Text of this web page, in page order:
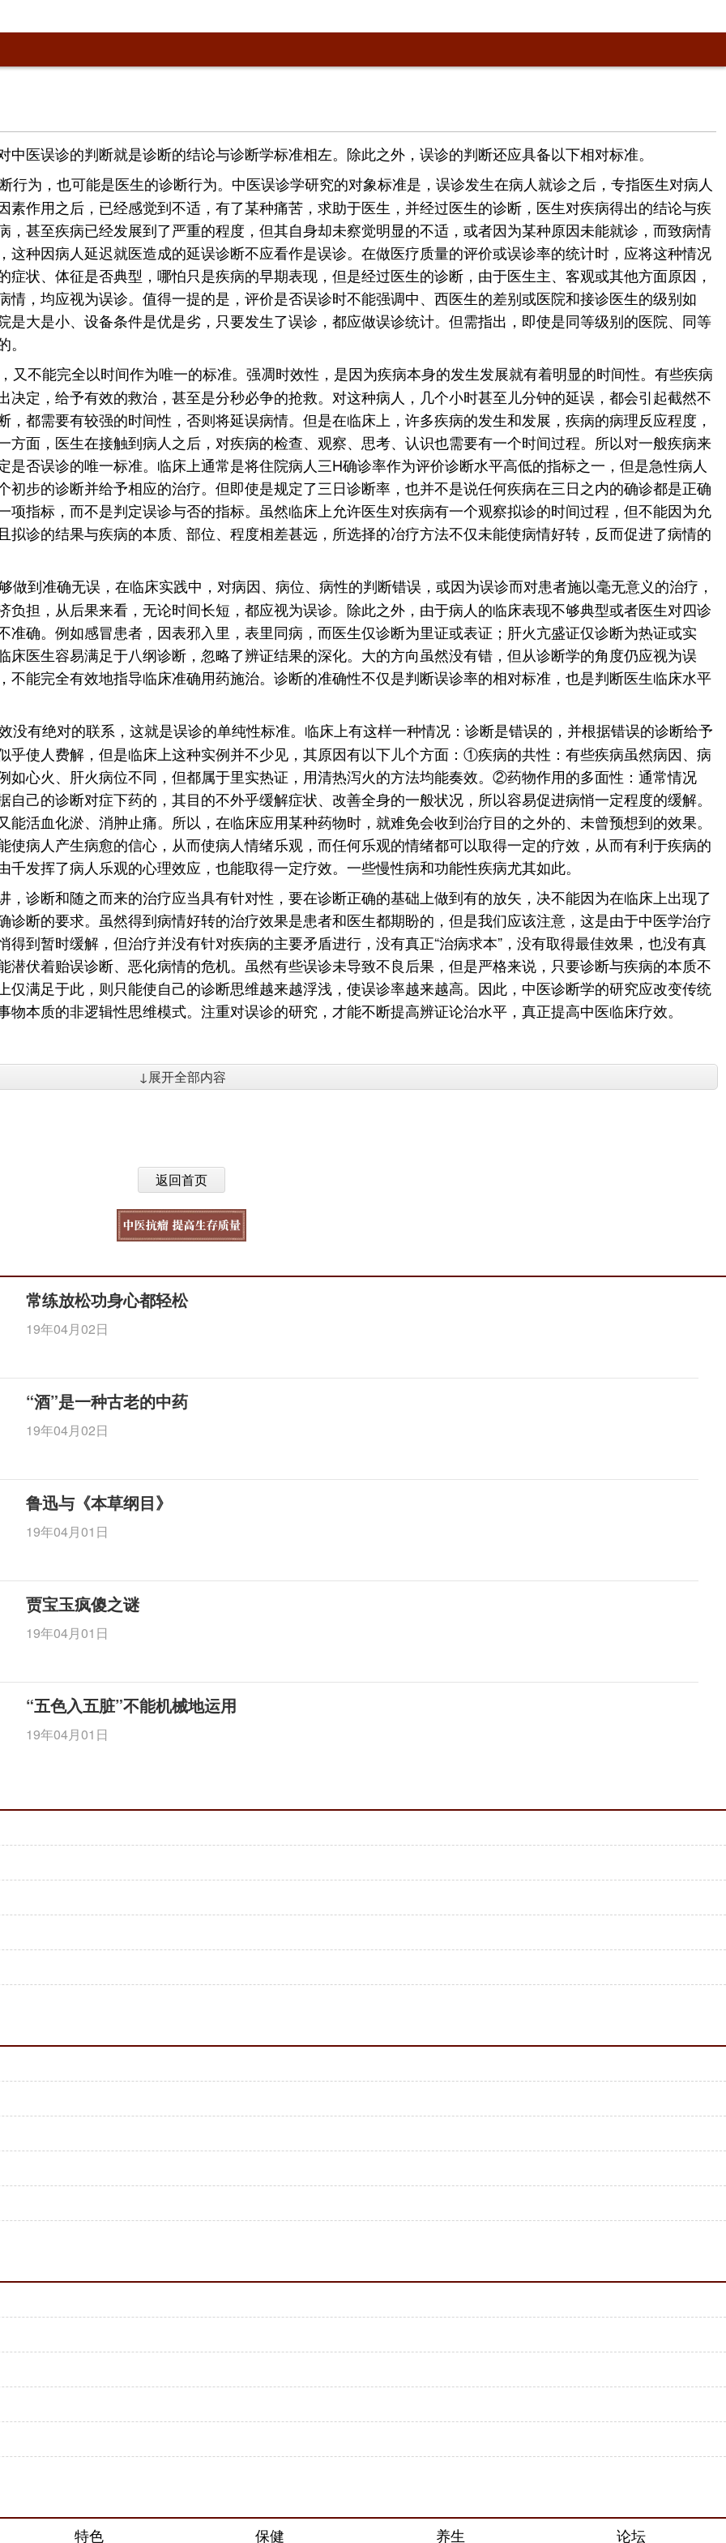
中医误诊的判断就是诊断的结论与诊断学标准相左。除此之外，误诊的判断还应具备以下相对标准。
为，也可能是医生的诊断行为。中医误诊学研究的对象标准是，误诊发生在病人就诊之后，专指医生对病人
作用之后，已经感觉到不适，有了某种痛苦，求助于医生，并经过医生的诊断，医生对疾病得出的结论与疾
甚至疾病已经发展到了严重的程度，但其自身却未察觉明显的不适，或者因为某种原因未能就诊，而致病情
种因病人延迟就医造成的延误诊断不应看作是误诊。在做医疗质量的评价或误诊率的统计时，应将这种情况
状、体征是否典型，哪怕只是疾病的早期表现，但是经过医生的诊断，由于医生主、客观或其他方面原因，
，均应视为误诊。值得一提的是，评价是否误诊时不能强调中、西医生的差别或医院和接诊医生的级别如
大是小、设备条件是优是劣，只要发生了误诊，都应做误诊统计。但需指出，即使是同等级别的医院、同等
又不能完全以时间作为唯一的标准。强凋时效性，是因为疾病本身的发生发展就有着明显的时间性。有些疾病
定，给予有效的救治，甚至是分秒必争的抢救。对这种病人，几个小时甚至儿分钟的延误，都会引起截然不
都需要有较强的时间性，否则将延误病情。但是在临床上，许多疾病的发生和发展，疾病的病理反应程度，
面，医生在接触到病人之后，对疾病的检查、观察、思考、认识也需要有一个时间过程。所以对一般疾病来
否误诊的唯一标准。临床上通常是将住院病人三H确诊率作为评价诊断水平高低的指标之一，但是急性病人
步的诊断并给予相应的治疗。但即使是规定了三日诊断率，也并不是说任何疾病在三日之内的确诊都是正确
指标，而不是判定误诊与否的指标。虽然临床上允许医生对疾病有一个观察拟诊的时间过程，但不能因为允
诊的结果与疾病的本质、部位、程度相差甚远，所选择的冶疗方法不仅未能使病情好转，反而促进了病情的
到准确无误，在临床实践中，对病因、病位、病性的判断错误，或因为误诊而对患者施以毫无意义的治疗，
担，从后果来看，无论时间长短，都应视为误诊。除此之外，由于病人的临床表现不够典型或者医生对四诊
确。例如感冒患者，因表邪入里，表里同病，而医生仅诊断为里证或表证；肝火亢盛证仅诊断为热证或实
医生容易满足于八纲诊断，忽略了辨证结果的深化。大的方向虽然没有错，但从诊断学的角度仍应视为误
能完全有效地指导临床准确用药施治。诊断的准确性不仅是判断误诊率的相对标准，也是判断医生临床水平
没有绝对的联系，这就是误诊的单纯性标准。临床上有这样一种情况：诊断是错误的，并根据错误的诊断给予
乎使人费解，但是临床上这种实例并不少见，其原因有以下儿个方面：①疾病的共性：有些疾病虽然病因、病
如心火、肝火病位不同，但都属于里实热证，用清热泻火的方法均能奏效。②药物作用的多面性：通常情况
己的诊断对症下药的，其目的不外乎缓解症状、改善全身的一般状况，所以容易促进病悄一定程度的缓解。
能活血化淤、消肿止痛。所以，在临床应用某种药物时，就难免会收到治疗目的之外的、未曾预想到的效果。
病人产生病愈的信心，从而使病人情绪乐观，而任何乐观的情绪都可以取得一定的疗效，从而有利于疾病的
发挥了病人乐观的心理效应，也能取得一定疗效。一些慢性病和功能性疾病尤其如此。
诊断和随之而来的治疗应当具有针对性，要在诊断正确的基础上做到有的放矢，决不能因为在临床上出现了
断的要求。虽然得到病情好转的治疗效果是患者和医生都期盼的，但是我们应该注意，这是由于中医学治疗
到暂时缓解，但治疗并没有针对疾病的主要矛盾进行，没有真正“治病求本”，没有取得最佳效果，也没有真
伏着贻误诊断、恶化病情的危机。虽然有些误诊未导致不良后果，但是严格来说，只要诊断与疾病的本质不
满足于此，则只能使自己的诊断思维越来越浮浅，使误诊率越来越高。因此，中医诊断学的研究应改变传统
本质的非逻辑性思维模式。注重对误诊的研究，才能不断提高辨证论治水平，真正提高中医临床疗效。
↓展开全部内容
返回首页
常练放松功身心都轻松
19年04月02日
“酒”是一种古老的中药
19年04月02日
鲁迅与《本草纲目》
19年04月01日
贾宝玉疯傻之谜
19年04月01日
“五色入五脏”不能机械地运用
19年04月01日
特色 保健 养生 论坛